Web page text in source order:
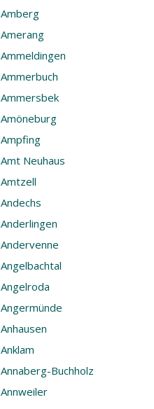
Amberg
Amerang
Ammeldingen
Ammerbuch
Ammersbek
Amöneburg
Ampfing
Amt Neuhaus
Amtzell
Andechs
Anderlingen
Andervenne
Angelbachtal
Angelroda
Angermünde
Anhausen
Anklam
Annaberg-Buchholz
Annweiler